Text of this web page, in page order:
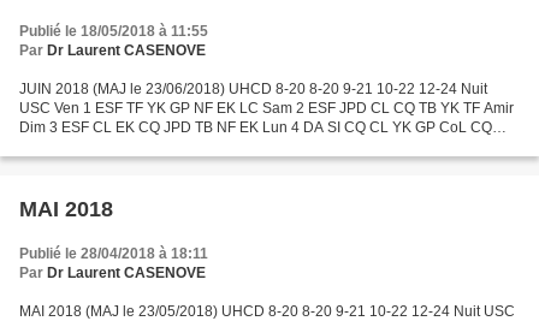
Publié le 18/05/2018 à 11:55
Par Dr Laurent CASENOVE
JUIN 2018 (MAJ le 23/06/2018) UHCD 8-20 8-20 9-21 10-22 12-24 Nuit
USC Ven 1 ESF TF YK GP NF EK LC Sam 2 ESF JPD CL CQ TB YK TF Amir
Dim 3 ESF CL EK CQ JPD TB NF EK Lun 4 DA SI CQ CL YK GP CoL CQ
MAI 2018
Publié le 28/04/2018 à 18:11
Par Dr Laurent CASENOVE
MAI 2018 (MAJ le 23/05/2018) UHCD 8-20 8-20 9-21 10-22 12-24 Nuit USC